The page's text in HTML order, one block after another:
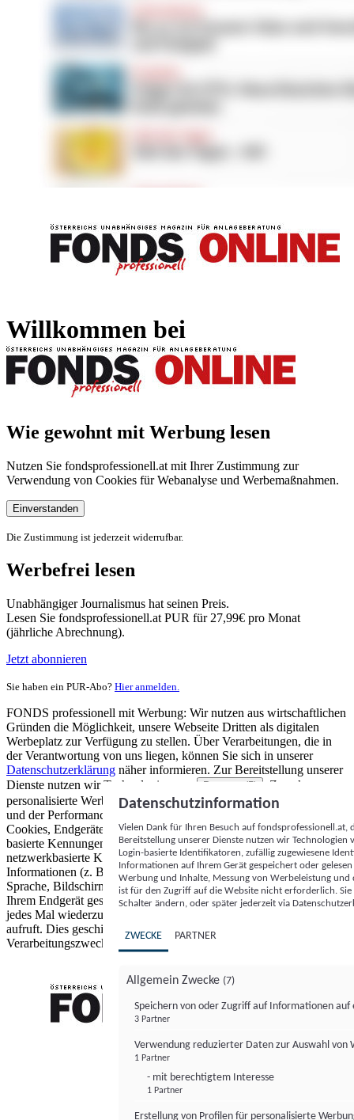
Willkommen bei
Wie gewohnt mit Werbung lesen
Nutzen Sie fondsprofessionell.at mit Ihrer Zustimmung zur
Verwendung von Cookies für Webanalyse und Werbemaßnahmen.
Einverstanden
Die Zustimmung ist jederzeit widerrufbar.
Werbefrei lesen
Unabhängiger Journalismus hat seinen Preis.
Lesen Sie fondsprofessionell.at PUR für 27,99€ pro Monat
(jährliche Abrechnung).
Jetzt abonnieren
Sie haben ein PUR-Abo? Hier anmelden.
FONDS professionell mit Werbung: Wir nutzen aus wirtschaftlichen
Gründen die Möglichkeit, unsere Webseite Dritten als digitalen
Werbeplatz zur Verfügung zu stellen. Über Verarbeitungen, die in
der Verantwortung von uns liegen, können Sie sich in unserer
Datenschutzerklärung näher informieren. Zur Bereitstellung unserer
Dienste nutzen wir Technologien von
Partnern (5)
. Zwecke:
personalisierte Werbung und Inhalte, Messung von Werbeleistung
und der Performance von Inhalten sowie Zielgruppenforschung.
Cookies, Endgeräte- oder ähnliche Online-Kennungen (z. B. login-
basierte Kennungen, zufällig generierte Kennungen,
netzwerkbasierte Kennungen) können zusammen mit anderen
Informationen (z. B. Browsertyp und Browserinformationen,
Sprache, Bildschirmgröße, unterstützte Technologien usw.) auf
Ihrem Endgerät gespeichert oder von dort ausgelesen werden, um es
jedes Mal wiederzuerkennen, wenn es eine App oder einer Webseite
aufruft. Dies geschieht für einen oder mehrere der hier aufgeführten
Verarbeitungszwecke.
Datenschutzinformation
Vielen Dank für Ihren Besuch auf
Bereitstellung unserer Dienste nutzen wir Technologien
Login-basierte Identifikatoren, zufällig zugewiesene
Informationen auf Ihrem Gerät gespeichert oder
Werbung und Inhalte, Messung von Werbeleistung
ist für den Zugriff auf die Website nicht erforderlich.
Schalter ändern, oder später jederzeit via
ZWECKE PARTNER
Allgemein Zwecke (7)
Speichern von oder Zugriff auf Informationen auf
3 Partner
Verwendung reduzierter Daten zur Auswahl von
1 Partner
- mit berechtigtem Interesse
1 Partner
Erstellung von Profilen für personalisierte
FONDS professionell